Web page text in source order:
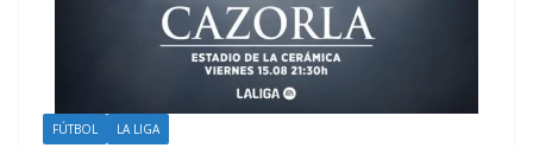
FÚTBOL LA LIGA